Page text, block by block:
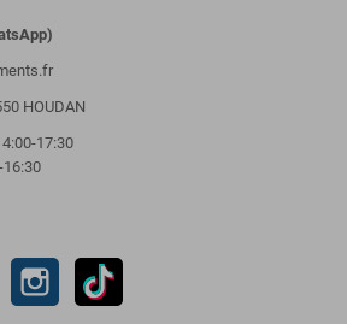
HOUDAN
17:30
16:30
YouTube Instagram